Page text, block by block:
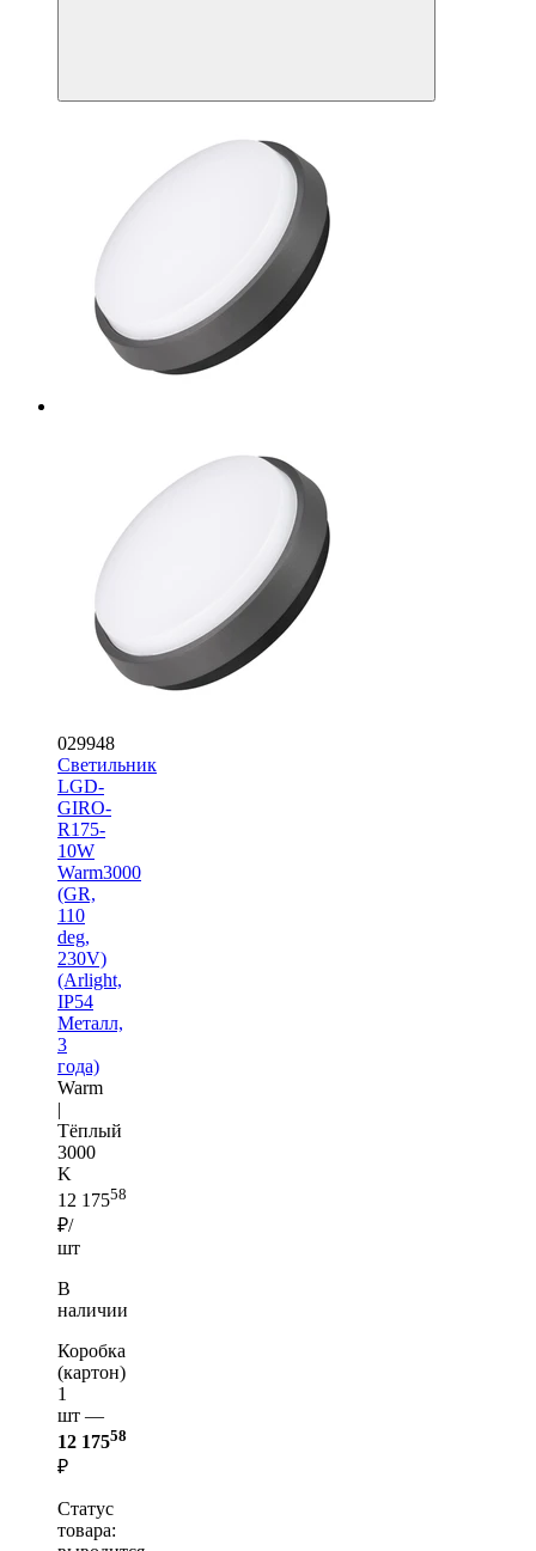
029948
Светильник
LGD-
GIRO-
R175-
10W
Warm3000
(GR,
110
deg,
230V)
(Arlight,
IP54
Металл,
3
года)
Warm
|
Тёплый
3000
K
12 17558
₽/
шт
В
наличии
Коробка
(картон)
1
шт —
12 17558
₽
Статус
товара: